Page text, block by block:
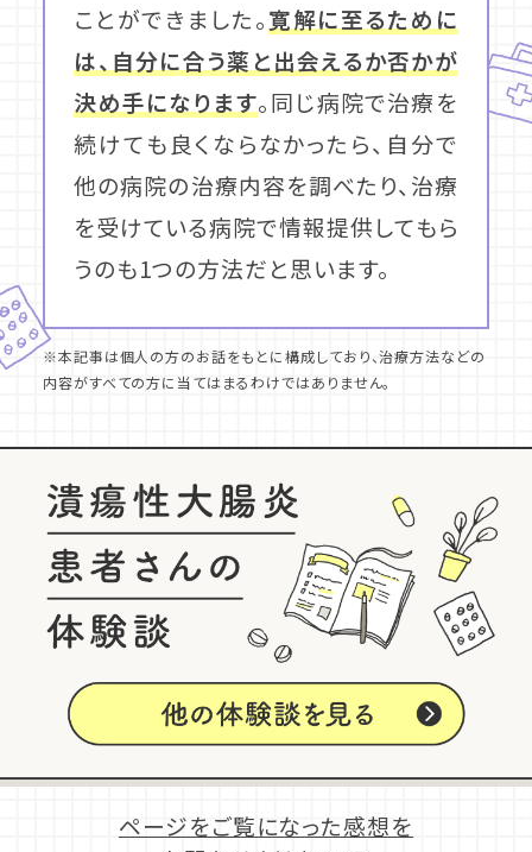
ことができました。寛解に至るために
は、自分に合う薬と出会えるか否かが
決め手になります。同じ病院で治療を
続けても良くならなかったら、自分で
他の病院の治療内容を調べたり、治療
を受けている病院で情報提供してもら
うのも1つの方法だと思います。
※本記事は個人の方のお話をもとに構成しており、治療方法などの
内容がすべての方に当てはまるわけではありません。
ページをご覧になった感想を